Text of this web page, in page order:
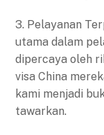
3. Pelayanan
utama dalam
dipercaya oleh
visa China
kami menjadi
tawarkan.